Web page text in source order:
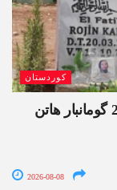
کوردستان
ل ئامەدێ ئۆپەراسیۆنا تاوانێن ئەلکترۆنی: 2 گومانبار ھاتن
2026-08-08